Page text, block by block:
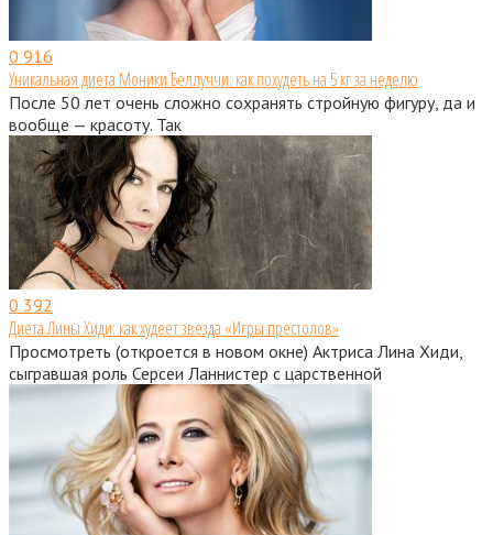
0 916
Уникальная диета Моники Беллуччи: как похудеть на 5 кг за неделю
После 50 лет очень сложно сохранять стройную фигуру, да и
вообще — красоту. Так
0 392
Диета Лины Хиди: как худеет звезда «Игры престолов»
Просмотреть (откроется в новом окне) Актриса Лина Хиди,
сыгравшая роль Серсеи Ланнистер с царственной